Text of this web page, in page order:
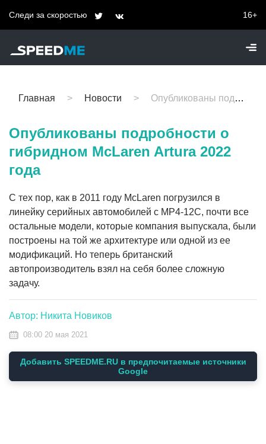
Следи за скоростью 16+
Главная Новости Опубликованы подробности о гибридном McLaren Artura 2022 года
Опубликованы подробности о
гибридном McLaren Artura 2022
года
С тех пор, как в 2011 году McLaren погрузился в
линейку серийных автомобилей с MP4-12C, почти все
остальные модели, которые компания выпускала, были
построены на той же архитектуре или одной из ее
модификаций. Но теперь британский
автопроизводитель взял на себя более сложную
задачу.
Автор: Никита Новиков
08:00 20 мая 2021
Добавить SPEEDME.RU в предпочитаемые источники
Google